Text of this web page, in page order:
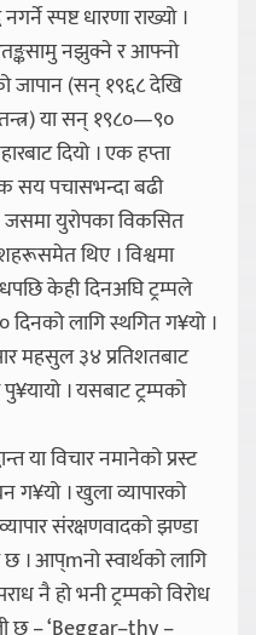
स्पष्ट धारणा राख्यो ।
नझुक्ने र आफ्नो
जापान (सन् १९६८ देखि
या सन् १९८०—९०
दियो । एक हप्ता
सय पचासभन्दा बढी
जसमा युरोपका विकसित
थिए । विश्वमा
केही दिनअघि ट्रम्पले
दिनको लागि स्थगित ग¥यो ।
महसुल ३४ प्रतिशतबाट
। यसबाट ट्रम्पको
या विचार नमानेको प्रस्ट
ग¥यो । खुला व्यापारको
संरक्षणवादको झण्डा
। आप्mनो स्वार्थको लागि
नै हो भनी ट्रम्पको विरोध